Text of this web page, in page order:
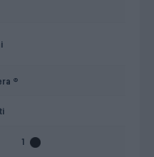
®
1